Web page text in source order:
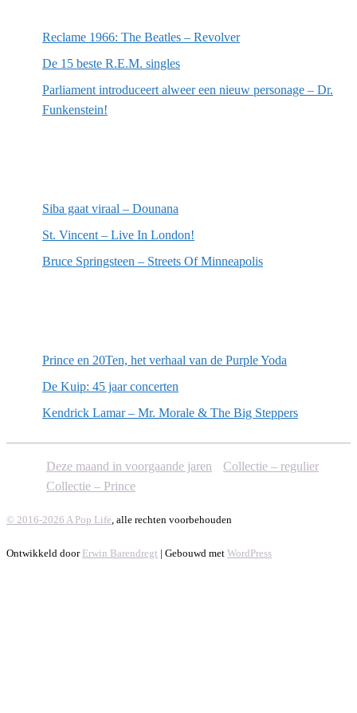
Reclame 1966: The Beatles – Revolver
De 15 beste R.E.M. singles
Parliament introduceert alweer een nieuw personage – Dr.
Funkenstein!
Siba gaat viraal – Dounana
St. Vincent – Live In London!
Bruce Springsteen – Streets Of Minneapolis
Prince en 20Ten, het verhaal van de Purple Yoda
De Kuip: 45 jaar concerten
Kendrick Lamar – Mr. Morale & The Big Steppers
Deze maand in voorgaande jaren
Collectie – regulier
Collectie – Prince
© 2016-2026 A Pop Life , alle rechten voorbehouden
Ontwikkeld door Erwin Barendregt | Gebouwd met WordPress